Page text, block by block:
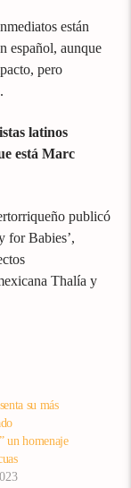
están
español, aunque
pero
latinos
está Marc
publicó
for Babies’,
Thalía y
su más
un homenaje